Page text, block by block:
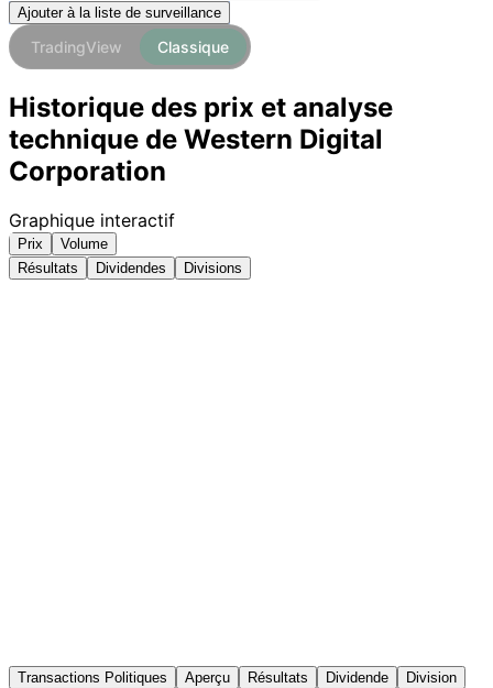
Ajouter à la liste de surveillance
TradingView Classique
Historique des prix et analyse
technique de Western Digital
Corporation
Graphique interactif
Prix
Volume
Résultats
Dividendes Divisions
Transactions Politiques Aperçu Résultats Dividende
Division